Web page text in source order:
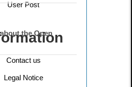
the Open
User Post
Contact us
Legal Notice